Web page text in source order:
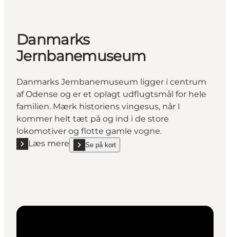
Danmarks
Jernbanemuseum
Danmarks Jernbanemuseum ligger i centrum
af Odense og er et oplagt udflugtsmål for hele
familien. Mærk historiens vingesus, når I
kommer helt tæt på og ind i de store
lokomotiver og flotte gamle vogne.
Læs mere
Læs mere "Danmarks Jernbanemuseum"
Se på kort
show Danmarks Jernbanemuseum on_map